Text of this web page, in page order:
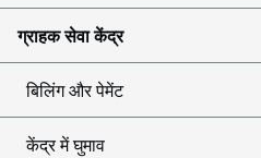
ग्राहक सेवा केंद्र
बिलिंग और पेमेंट
केंद्र में घुमाव